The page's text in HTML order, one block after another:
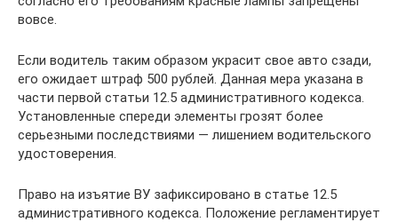
вовсе.
Если водитель таким образом украсит свое авто сзади,
его ожидает штраф 500 рублей. Данная мера указана в
части первой статьи 12.5 административного кодекса.
Установленные спереди элементы грозят более
серьезными последствиями — лишением водительского
удостоверения.
Право на изъятие ВУ зафиксировано в статье 12.5
административного кодекса. Положение регламентирует